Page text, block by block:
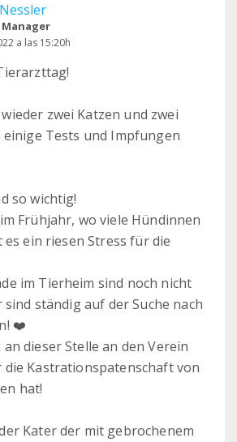
a las 15:20h
zwei Katzen und zwei
Tests und Impfungen
so wichtig!
Frühjahr, wo viele Hündinnen
ein riesen Stress für die
im Tierheim sind noch nicht
ständig auf der Suche nach
❤️
dieser Stelle an den Verein
die Kastrationspatenschaft von
hat!
Kater der mit gebrochenem